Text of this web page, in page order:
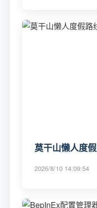
莫干山懒人度
2026/8/10 14:09:54